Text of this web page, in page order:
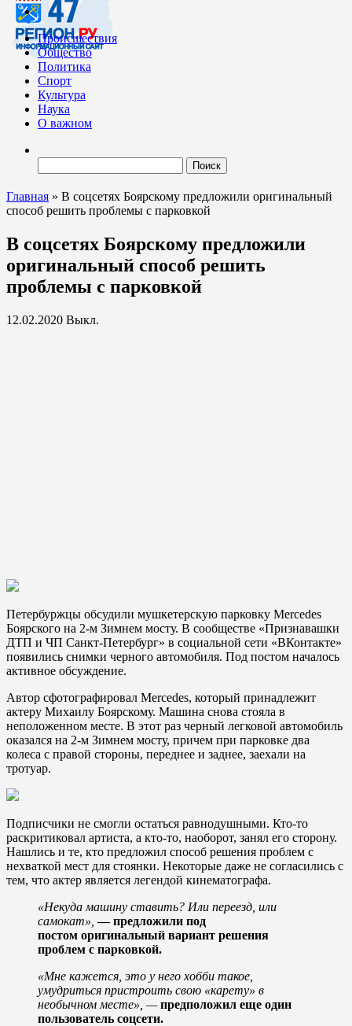
Происшествия
Общество
Политика
Спорт
Культура
Наука
О важном
Главная » В соцсетях Боярскому предложили оригинальный
способ решить проблемы с парковкой
В соцсетях Боярскому предложили
оригинальный способ решить
проблемы с парковкой
12.02.2020 Выкл.
Петербуржцы обсудили мушкетерскую парковку Mercedes
Боярского на 2-м Зимнем мосту. В сообществе «Признавашки
ДТП и ЧП Санкт-Петербург» в социальной сети «ВКонтакте»
появились снимки черного автомобиля. Под постом началось
активное обсуждение.
Автор сфотографировал Mercedes, который принадлежит
актеру Михаилу Боярскому. Машина снова стояла в
неположенном месте. В этот раз черный легковой автомобиль
оказался на 2-м Зимнем мосту, причем при парковке два
колеса с правой стороны, переднее и заднее, заехали на
тротуар.
Подписчики не смогли остаться равнодушными. Кто-то
раскритиковал артиста, а кто-то, наоборот, занял его сторону.
Нашлись и те, кто предложил способ решения проблем с
нехваткой мест для стоянки. Некоторые даже не согласились с
тем, что актер является легендой кинематографа.
«Некуда машину ставить? Или переезд, или
самокат»,— предложили под
постом оригинальный вариант решения
проблем с парковкой.
«Мне кажется, это у него хобби такое,
умудриться пристроить свою «карету» в
необычном месте», —предположил еще один
пользователь соцсети.